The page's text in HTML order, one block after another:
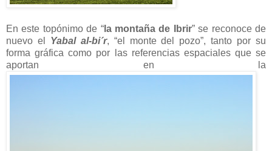
En este topónimo de “la montaña de Ibrir” se reconoce de
nuevo el Yabal al-bi´r, “el monte del pozo”, tanto por su
forma gráfica como por las referencias espaciales que se
aportan en la